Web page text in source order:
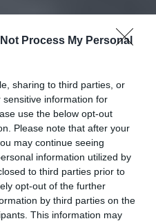
Process My Personal
sharing to third parties, or
information for
use the below opt-out
Please note that after your
may continue seeing
information utilized by
to third parties prior to
opt-out of the further
by third parties on the
This information may